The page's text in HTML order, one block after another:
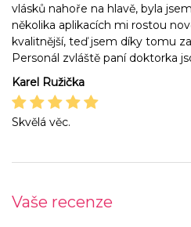
vlásků nahoře na hlavě, byla
několika aplikacích mi rostou
kvalitnější, teď jsem díky tomu
Personál zvláště paní doktorka
Karel Ružička
Skvělá věc.
Vaše recenze